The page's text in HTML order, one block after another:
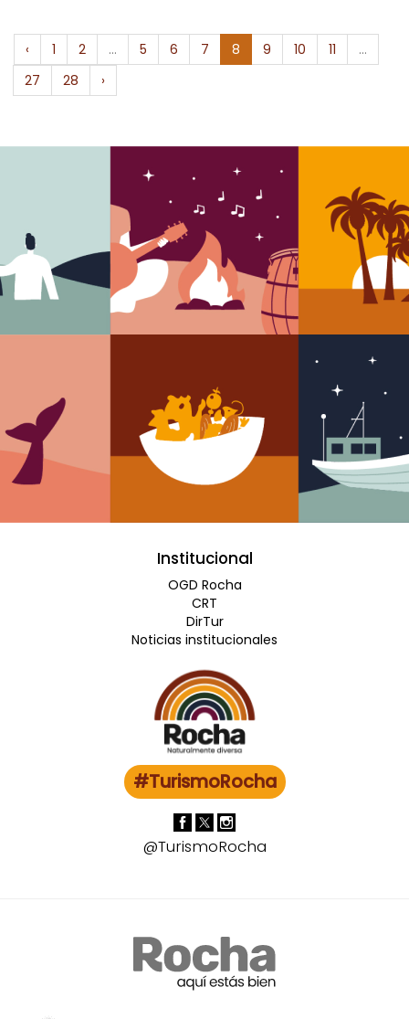
‹ 1 2 ... 5 6 7 8 9 10 11
...
27
28 ›
Institucional
OGD Rocha
CRT
DirTur
Noticias institucionales
#TurismoRocha
@TurismoRocha